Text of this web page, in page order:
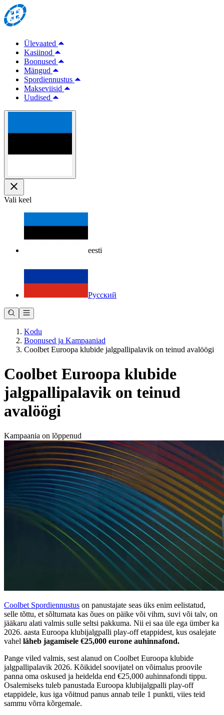
Ülevaated
Kasiinod
Boonused
Mängud
Spordiennustus
Makseviisid
Uudised
Vali keel
eesti
Русский
Kodu
Boonused ja Kampaaniad
Coolbet Euroopa klubide jalgpallipalavik on teinud avalöögi
Coolbet Euroopa klubide
jalgpallipalavik on teinud
avalöögi
Kampaania on lõppenud
Coolbet Spordiennustus on panustajate seas üks enim eelistatud,
selle tõttu, et sõltumata kas õues on päike või vihm, suvi või talv, on
jääkaru alati valmis sulle seltsi pakkuma. Nii ei saa üle ega ümber ka
2026. aasta Euroopa klubijalgpalli play-off etappidest, kus osalejate
vahel läheb jagamisele €25,000 eurone auhinnafond.
Pange viled valmis, sest alanud on Coolbet Euroopa klubide
jalgpallipalavik 2026. Kõikidel soovijatel on võimalus proovile
panna oma oskused ja heidelda end €25,000 auhinnafondi tippu.
Osalemiseks tuleb panustada Euroopa klubijalgpalli play-off
etappidele, kus iga võitnud panus annab teile 1 punkti, viies teid
sammu võrra kõrgemale.